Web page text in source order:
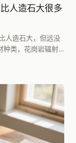
人造石大很多
人造石大，但远没
种类，花岗岩辐射